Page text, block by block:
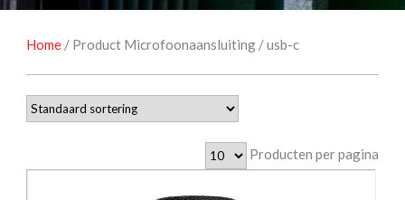
Home / Product Microfoonaansluiting / usb-c
Producten per pagina